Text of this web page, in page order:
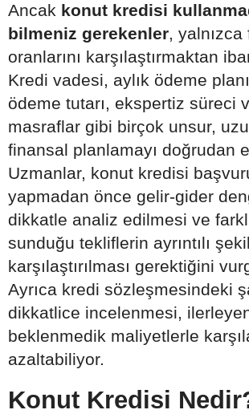
Ancak konut kredisi
bilmeniz gerekenler, yalnızca
oranlarını karşılaştırmaktan
Kredi vadesi, aylık ödeme
ödeme tutarı, ekspertiz süreci
masraflar gibi birçok unsur,
finansal planlamayı doğrudan
Uzmanlar, konut kredisi
yapmadan önce gelir-gider
dikkatle analiz edilmesi ve
sunduğu tekliflerin ayrıntılı
karşılaştırılması gerektiğini
Ayrıca kredi sözleşmesindeki
dikkatlice incelenmesi,
beklenmedik maliyetlerle
azaltabiliyor.
Konut Kredisi